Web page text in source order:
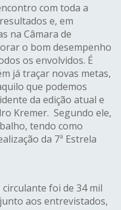
com toda a
e, em
na Câmara de
o bom desempenho
os envolvidos. É
já traçar novas metas,
que podemos
da edição atual e
Kremer. Segundo ele,
tendo como
da 7ª Estrela
foi de 34 mil
aos entrevistados,